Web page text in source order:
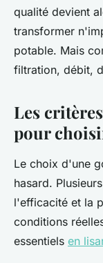
qualité devient
transformer
potable. Mais
filtration, débit,
Les
pour
Le choix d'une
hasard.
l'efficacité et la
conditions
essentiels en